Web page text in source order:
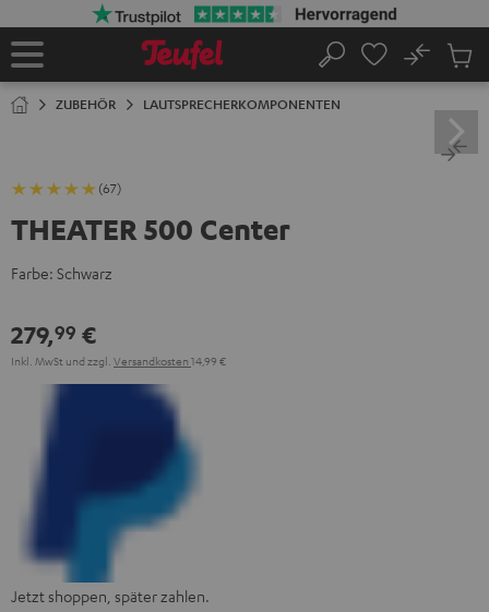
Startseite
Suche
No
ZUBEHÖR LAUTSPRECHERKOMPONENTEN
(67)
THEATER 500 Center
Farbe: Schwarz
279,99 €
Inkl. MwSt und zzgl. Versandkosten 14,99 €
Jetzt shoppen, später zahlen.